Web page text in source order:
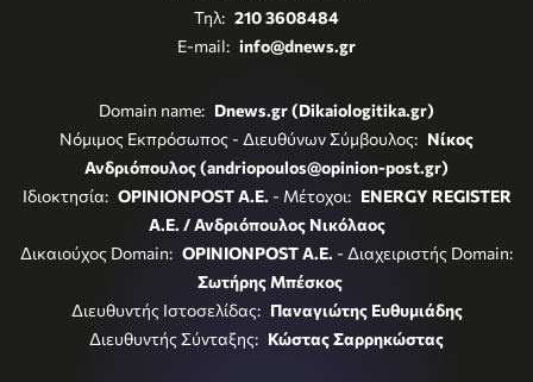
Τηλ: 210 3608484
E-mail: info@dnews.gr
Domain name: Dnews.gr (Dikaiologitika.gr)
Νόμιμος Εκπρόσωπος - Διευθύνων Σύμβουλος: Νίκος
Ανδριόπουλος (andriopoulos@opinion-post.gr)
Ιδιοκτησία: OPINIONPOST A.E. - Μέτοχοι: ENERGY REGISTER
Α.Ε. / Ανδριόπουλος Νικόλαος
Δικαιούχος Domain: OPINIONPOST A.E. - Διαχειριστής Domain:
Σωτήρης Μπέσκος
Διευθυντής Ιστοσελίδας: Παναγιώτης Ευθυμιάδης
Διευθυντής Σύνταξης: Κώστας Σαρρηκώστας